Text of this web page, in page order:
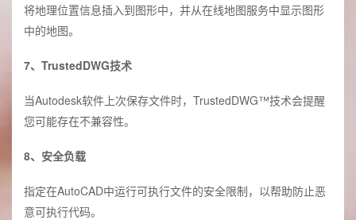
将地理位置信息插入到图形中，并从在线地图服务中显示图形
中的地图。
7、TrustedDWG技术
当Autodesk软件上次保存文件时，TrustedDWG™技术会提醒
您可能存在不兼容性。
8、安全负载
指定在AutoCAD中运行可执行文件的安全限制，以帮助防止恶
意可执行代码。